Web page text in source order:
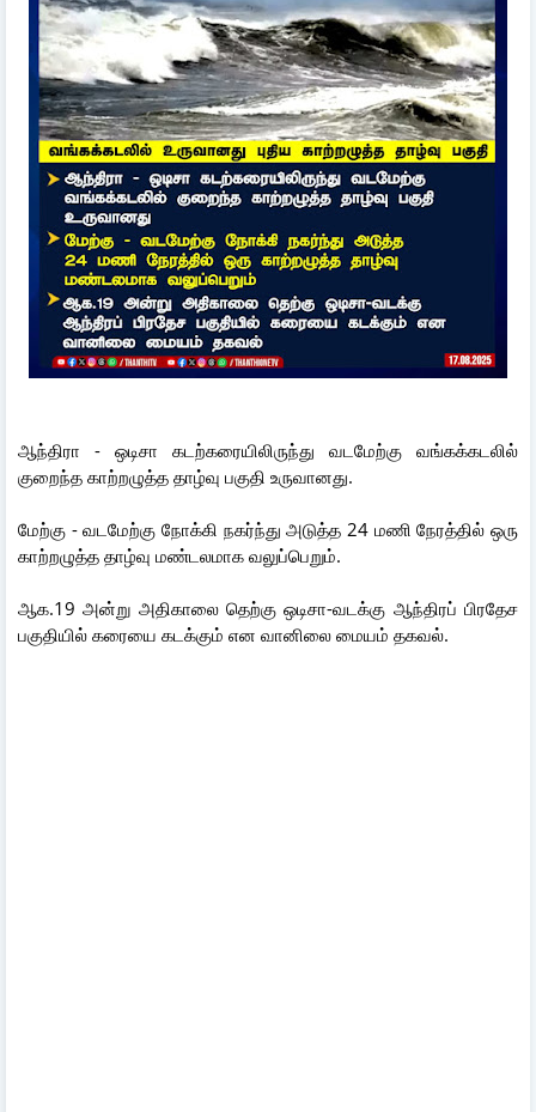
ஆந்திரா - ஒடிசா கடற்கரையிலிருந்து வடமேற்கு வங்கக்கடலில்
குறைந்த காற்றழுத்த தாழ்வு பகுதி உருவானது.
மேற்கு - வடமேற்கு நோக்கி நகர்ந்து அடுத்த 24 மணி நேரத்தில் ஒரு
காற்றழுத்த தாழ்வு மண்டலமாக வலுப்பெறும்.
ஆக.19 அன்று அதிகாலை தெற்கு ஒடிசா-வடக்கு ஆந்திரப் பிரதேச
பகுதியில் கரையை கடக்கும் என வானிலை மையம் தகவல்.